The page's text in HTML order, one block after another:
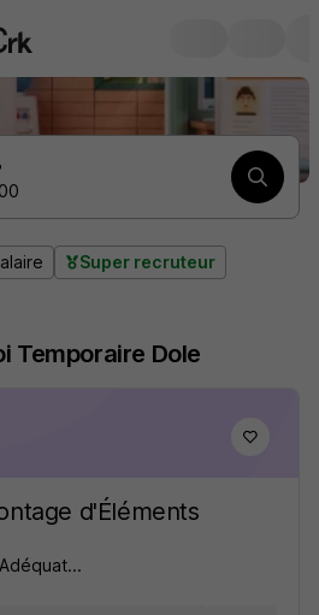
Super recruteur
Temporaire Dole
d'Éléments